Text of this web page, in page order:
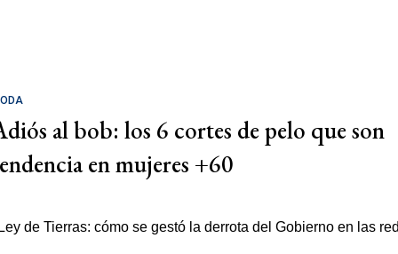
al bob: los 6 cortes de pelo que son
en mujeres +60